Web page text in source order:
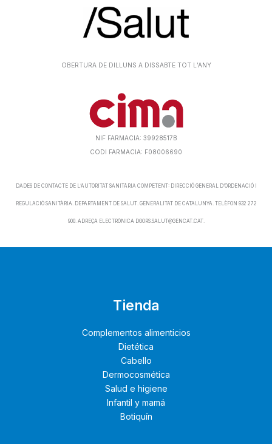
OBERTURA DE DILLUNS A DISSABTE TOT L’ANY
NIF FARMACIA: 39928517B
CODI FARMACIA: F08006690
DADES DE CONTACTE DE L’AUTORITAT SANITÀRIA COMPETENT: DIRECCIÓ GENERAL D’ORDENACIÓ I
REGULACIÓ SANITÀRIA. DEPARTAMENT DE SALUT. GENERALITAT DE CATALUNYA. TELÈFON 932 272
900. ADREÇA ELECTRÒNICA DGORS.SALUT@GENCAT.CAT.
Tienda
Complementos alimenticios
Dietética
Cabello
Dermocosmética
Salud e higiene
Infantil y mamá
Botiquín